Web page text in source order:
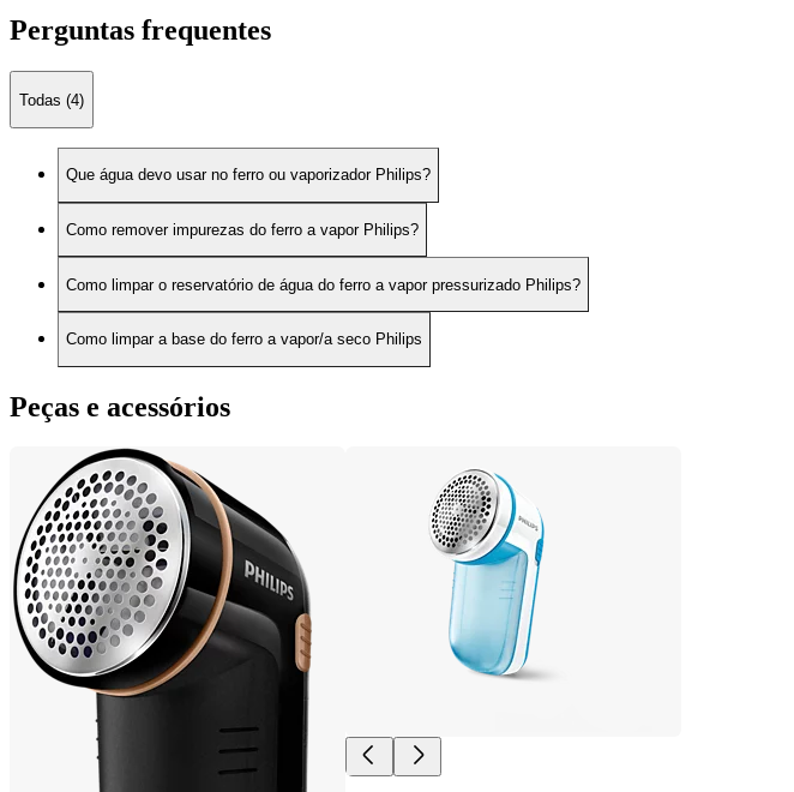
Perguntas frequentes
Todas (4)
Que água devo usar no ferro ou vaporizador Philips?
Como remover impurezas do ferro a vapor Philips?
Como limpar o reservatório de água do ferro a vapor pressurizado Philips?
Como limpar a base do ferro a vapor/a seco Philips
Peças e acessórios